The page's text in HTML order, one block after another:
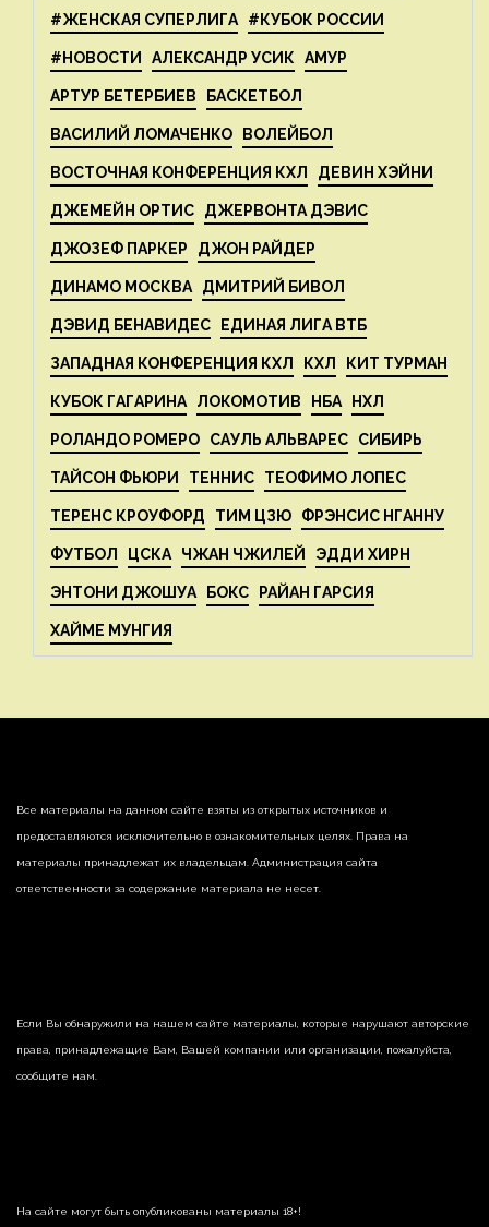
#ЖЕНСКАЯ СУПЕРЛИГА #КУБОК РОССИИ
#НОВОСТИ АЛЕКСАНДР УСИК АМУР
АРТУР БЕТЕРБИЕВ БАСКЕТБОЛ
ВАСИЛИЙ ЛОМАЧЕНКО ВОЛЕЙБОЛ
ВОСТОЧНАЯ КОНФЕРЕНЦИЯ КХЛ ДЕВИН ХЭЙНИ
ДЖЕМЕЙН ОРТИС ДЖЕРВОНТА ДЭВИС
ДЖОЗЕФ ПАРКЕР ДЖОН РАЙДЕР
ДИНАМО МОСКВА ДМИТРИЙ БИВОЛ
ДЭВИД БЕНАВИДЕС ЕДИНАЯ ЛИГА ВТБ
ЗАПАДНАЯ КОНФЕРЕНЦИЯ КХЛ КХЛ КИТ ТУРМАН
КУБОК ГАГАРИНА ЛОКОМОТИВ НБА НХЛ
РОЛАНДО РОМЕРО САУЛЬ АЛЬВАРЕС СИБИРЬ
ТАЙСОН ФЬЮРИ ТЕННИС ТЕОФИМО ЛОПЕС
ТЕРЕНС КРОУФОРД ТИМ ЦЗЮ ФРЭНСИС НГАННУ
ФУТБОЛ ЦСКА ЧЖАН ЧЖИЛЕЙ ЭДДИ ХИРН
ЭНТОНИ ДЖОШУА БОКС РАЙАН ГАРСИЯ
ХАЙМЕ МУНГИЯ
Все материалы на данном сайте взяты из открытых источников и
предоставляются исключительно в ознакомительных целях. Права на
материалы принадлежат их владельцам. Администрация сайта
ответственности за содержание материала не несет.
Если Вы обнаружили на нашем сайте материалы, которые нарушают авторские
права, принадлежащие Вам, Вашей компании или организации, пожалуйста,
сообщите нам.
На сайте могут быть опубликованы материалы 18+!